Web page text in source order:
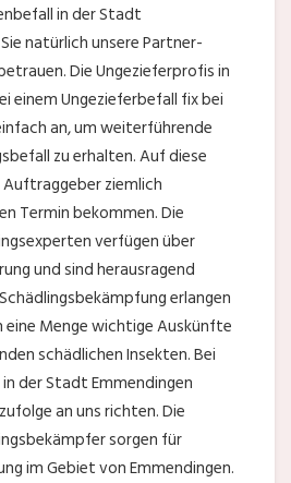
in der Stadt
natürlich unsere Partner-
Die Ungezieferprofis in
einem Ungezieferbefall fix bei
an, um weiterführende
zu erhalten. Auf diese
Auftraggeber ziemlich
Termin bekommen. Die
verfügen über
und sind herausragend
erlangen
Menge wichtige Auskünfte
schädlichen Insekten. Bei
der Stadt Emmendingen
an uns richten. Die
sorgen für
im Gebiet von Emmendingen.